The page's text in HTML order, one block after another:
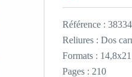
Référence :
Reliures : Dos
Formats :
Pages : 210